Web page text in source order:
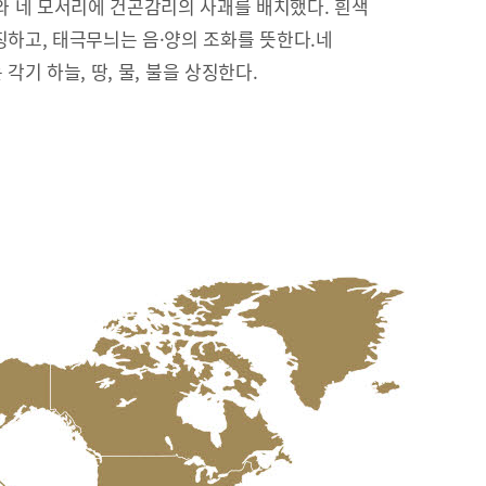
네 모서리에 건곤감리의 사괘를 배치했다. 흰색
고, 태극무늬는 음·양의 조화를 뜻한다.네
각기 하늘, 땅, 물, 불을 상징한다.